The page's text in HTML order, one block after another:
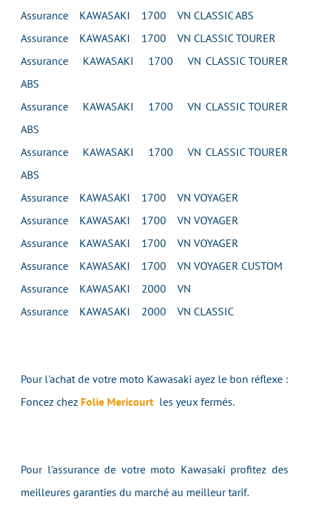
Assurance KAWASAKI 1700 VN CLASSIC ABS
Assurance KAWASAKI 1700 VN CLASSIC TOURER
Assurance KAWASAKI 1700 VN CLASSIC TOURER
ABS
Assurance KAWASAKI 1700 VN CLASSIC TOURER
ABS
Assurance KAWASAKI 1700 VN CLASSIC TOURER
ABS
Assurance KAWASAKI 1700 VN VOYAGER
Assurance KAWASAKI 1700 VN VOYAGER
Assurance KAWASAKI 1700 VN VOYAGER
Assurance KAWASAKI 1700 VN VOYAGER CUSTOM
Assurance KAWASAKI 2000 VN
Assurance KAWASAKI 2000 VN CLASSIC
Pour l'achat de votre moto Kawasaki ayez le bon réflexe :
Foncez chez Folie Mericourt les yeux fermés.
Pour l'assurance de votre moto Kawasaki profitez des
meilleures garanties du marché au meilleur tarif.